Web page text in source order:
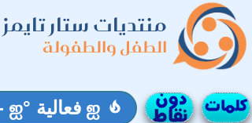
منتديات ستار تايمز
الطفل والطفولة
 ஐ فعالية °ஐ --كلمآت دون نقآط-- ஐ بالتوفيق للجميع ஐ